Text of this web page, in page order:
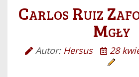
Carlos Ruiz
Mgły
Autor: Hersus 28